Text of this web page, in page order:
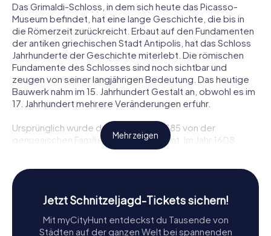
Das Grimaldi-Schloss, in dem sich heute das Picasso-
Museum befindet, hat eine lange Geschichte, die bis in
die Römerzeit zurückreicht. Erbaut auf den Fundamenten
der antiken griechischen Stadt Antipolis, hat das Schloss
Jahrhunderte der Geschichte miterlebt. Die römischen
Fundamente des Schlosses sind noch sichtbar und
zeugen von seiner langjährigen Bedeutung. Das heutige
Bauwerk nahm im 15. Jahrhundert Gestalt an, obwohl es im
17. Jahrhundert mehrere Veränderungen erfuhr.
Ursprünglich wurde das Schloss ab 1385 von der
genuesischen Familie Grimaldi bewohnt. Im Jahr 1608
wurde es von König Heinrich IV. für die französische Krone
verschiedenen Zwecken, darunter als Residenz des
königlichen Gouverneurs, als Rathaus und später als
Kaserne. Erst 1925 kaufte die Stadt Antibes das
Museum, das 1966 schließlich zum Picasso-Museum
Mehr zeigen
Jetzt Schnitzeljagd-Tickets sichern!
Mit myCityHunt entdeckst du Tausende von
Städten auf der ganzen Welt bei spannenden